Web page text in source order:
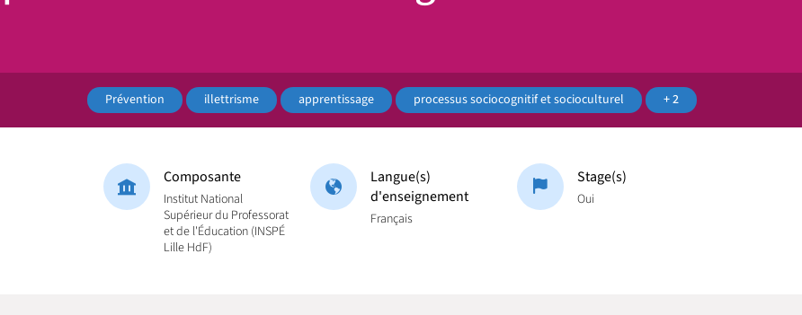
Prévention illettrisme apprentissage processus sociocognitif et socioculturel + 2
Composante
Institut National
Supérieur du Professorat
et de l'Éducation (INSPÉ
Lille HdF)
Langue(s)
d'enseignement
Français
Stage(s)
Oui